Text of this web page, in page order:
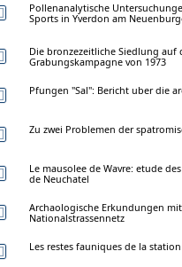
Pollenanalytische
Sports in Yverdon am
Die bronzezeitliche Siedlung auf
Grabungskampagne von 1973
Pfungen "Sal": Bericht uber die
Zu zwei Problemen der
Le mausolee de Wavre: etude
de Neuchatel
Archaologische Erkundungen
Nationalstrassennetz
Les restes fauniques de la